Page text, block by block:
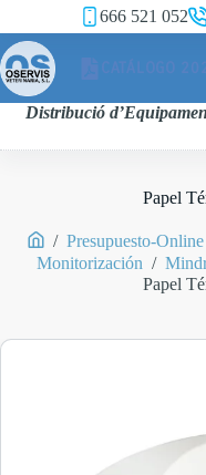
666 521 052
CATÁLOGO
Distribució
Papel
/ Presupuesto-Online
Monitorización /
Papel